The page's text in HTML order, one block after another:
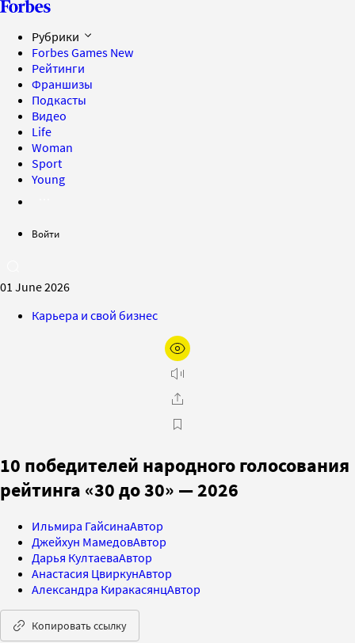
Рубрики
Forbes Games New
Рейтинги
Франшизы
Подкасты
Видео
Life
Woman
Sport
Young
Войти
01 June 2026
Карьера и свой бизнес
10 победителей народного голосования
рейтинга «30 до 30» — 2026
Ильмира ГайсинаАвтор
Джейхун МамедовАвтор
Дарья КултаеваАвтор
Анастасия ЦвиркунАвтор
Александра КиракасянцАвтор
Копировать ссылку